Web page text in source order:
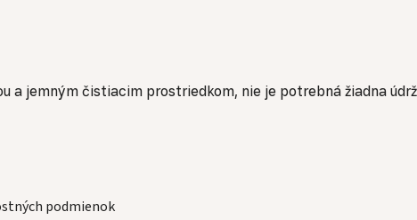
a jemným čistiacim prostriedkom, nie je potrebná žiadna
podmienok